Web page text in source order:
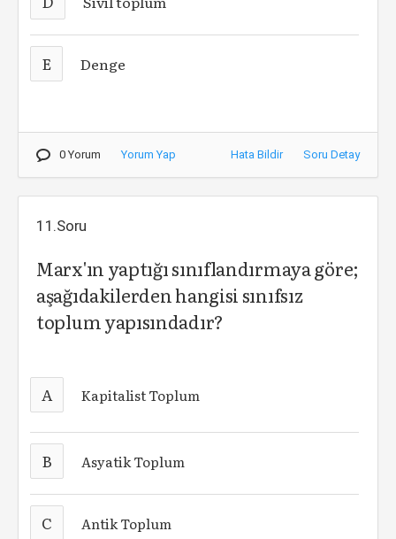
E Denge
0 Yorum Yorum Yap Hata Bildir Soru Detay
11.Soru
Marx'ın yaptığı sınıflandırmaya göre;
aşağıdakilerden hangisi sınıfsız
toplum yapısındadır?
A Kapitalist Toplum
B Asyatik Toplum
C Antik Toplum